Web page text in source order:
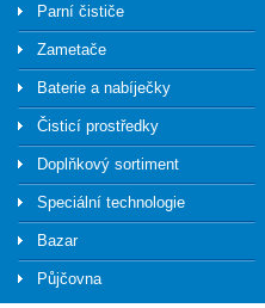
Parní čističe
Zametače
Baterie a nabíječky
Čisticí prostředky
Doplňkový sortiment
Speciální technologie
Bazar
Půjčovna